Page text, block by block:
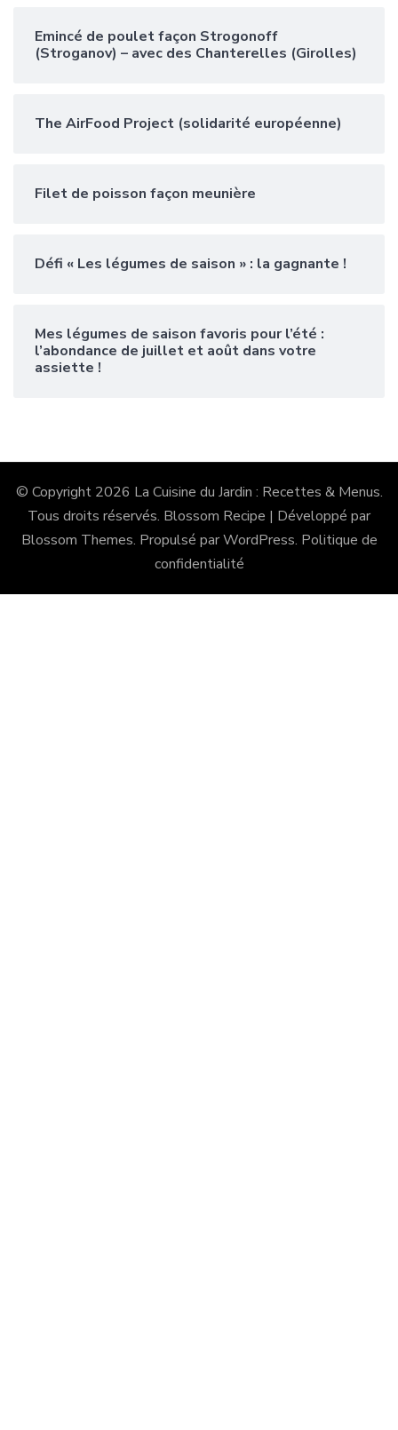
Emincé de poulet façon Strogonoff
(Stroganov) – avec des Chanterelles (Girolles)
The AirFood Project (solidarité européenne)
Filet de poisson façon meunière
Défi « Les légumes de saison » : la gagnante !
Mes légumes de saison favoris pour l’été :
l’abondance de juillet et août dans votre
assiette !
© Copyright 2026 La Cuisine du Jardin : Recettes & Menus.
Tous droits réservés. Blossom Recipe | Développé par
Blossom Themes. Propulsé parWordPress. Politique de
confidentialité